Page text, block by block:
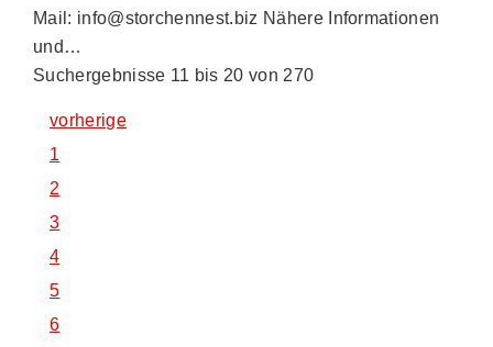
Mail: info@storchennest.biz Nähere Informationen
und…
Suchergebnisse 11 bis 20 von 270
vorherige
1
2
3
4
5
6